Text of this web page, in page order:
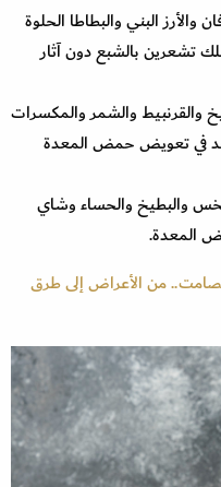
البني والبطاطا الحلوة
تشعرين بالشبع دون آثار
والقرنبيط والشمر والمكسرات
في تعويض حمض المعدة
والبطيخ والحساء وشاي
المعدة.
من الأعراض إلى طرق